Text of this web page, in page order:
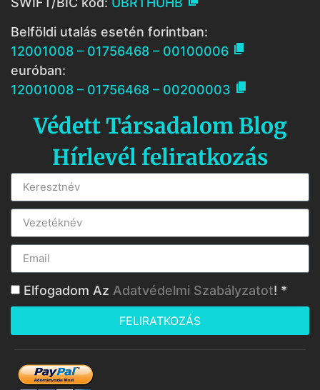
Belföldi utalás esetén forintban:
12001008 – 01756468 – 00100006 
euróban:
12001008 – 01756468 – 00200003 
Védett Társadalom Blog
Hírlevél feliratkozás
Elfogadom Az Adatvédelmi Szabályzatot! *
FELIRATKOZÁS